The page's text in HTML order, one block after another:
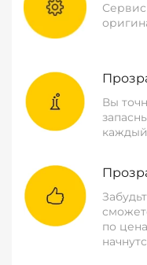
Сервис
Вы
по